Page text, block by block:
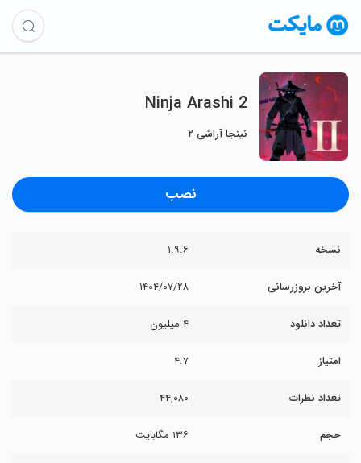
Ninja Arashi 2
نینجا آراشی ۲
نصب
نسخه ۱.۹.۶
آخرین بروزرسانی ۱۴۰۴/۰۷/۲۸
تعداد دانلود ۴ میلیون
امتیاز ۴.۷
تعداد نظرات ۴۴,۰۸۰
حجم ۱۳۶ مگابایت